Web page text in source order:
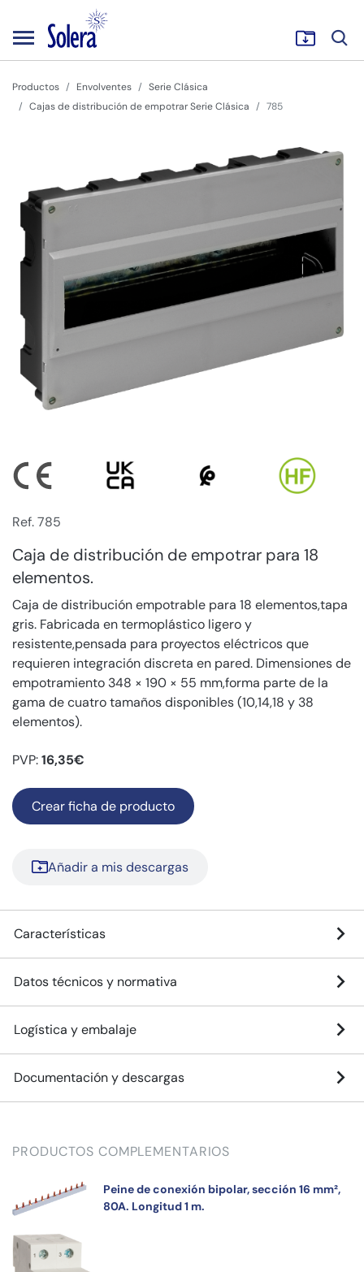
Productos Envolventes
Serie Clásica
Cajas de distribución de empotrar Serie Clásica
785
Ref. 785
Caja de distribución de empotrar para 18
elementos.
Caja de distribución empotrable para 18 elementos,tapa
gris. Fabricada en termoplástico ligero y
resistente,pensada para proyectos eléctricos que
requieren integración discreta en pared. Dimensiones de
empotramiento 348 × 190 × 55 mm,forma parte de la
gama de cuatro tamaños disponibles (10,14,18 y 38
elementos).
PVP:16,35€
Crear ficha de producto
Añadir a mis descargas
Características
Datos técnicos y normativa
Logística y embalaje
Documentación y descargas
PRODUCTOS COMPLEMENTARIOS
Peine de conexión bipolar, sección 16 mm²,
80A. Longitud 1 m.